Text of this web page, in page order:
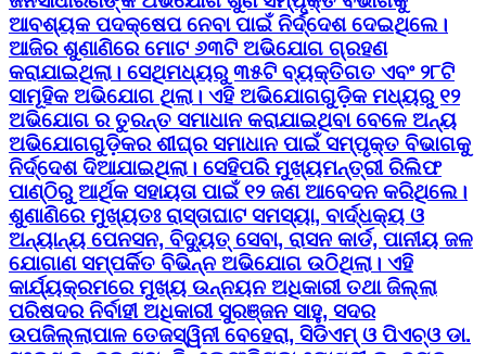
ଆବଶ୍ୟକ ପଦକ୍ଷେପ ନେବା ପାଇଁ ନିର୍ଦ୍ଦେଶ ଦେଇଥିଲେ।
ଆଜିର ଶୁଣାଣିରେ ମୋଟ ୬୩ଟି ଅଭିଯୋଗ ଗ୍ରହଣ
କରାଯାଇଥିଲା। ସେଥିମଧ୍ୟରୁ ୩୫ଟି ବ୍ୟକ୍ତିଗତ ଏବଂ ୨୮ଟି
ସାମୂହିକ ଅଭିଯୋଗ ଥିଲା। ଏହି ଅଭିଯୋଗଗୁଡ଼ିକ ମଧ୍ୟରୁ ୧୨
ଅଭିଯୋଗ ର ତୁରନ୍ତ ସମାଧାନ କରାଯାଇଥିବା ବେଳେ ଅନ୍ୟ
ଅଭିଯୋଗଗୁଡ଼ିକର ଶୀଘ୍ର ସମାଧାନ ପାଇଁ ସମ୍ପୃକ୍ତ ବିଭାଗକୁ
ନିର୍ଦ୍ଦେଶ ଦିଆଯାଇଥିଲା। ସେହିପରି ମୁଖ୍ୟମନ୍ତ୍ରୀ ରିଲିଫ
ପାଣ୍ଠିରୁ ଆର୍ଥିକ ସହାୟତା ପାଇଁ ୧୨ ଜଣ ଆବେଦନ କରିଥିଲେ।
ଶୁଣାଣିରେ ମୁଖ୍ୟତଃ ରାସ୍ତାଘାଟ ସମସ୍ୟା, ବାର୍ଦ୍ଧକ୍ୟ ଓ
ଅନ୍ୟାନ୍ୟ ପେନସନ, ବିଦ୍ୟୁତ୍ ସେବା, ରାସନ କାର୍ଡ, ପାନୀୟ ଜଳ
ଯୋଗାଣ ସମ୍ପର୍କିତ ବିଭିନ୍ନ ଅଭିଯୋଗ ଉଠିଥିଲା। ଏହି
କାର୍ଯ୍ୟକ୍ରମରେ ମୁଖ୍ୟ ଉନ୍ନୟନ ଅଧିକାରୀ ତଥା ଜିଲ୍ଲା
ପରିଷଦର ନିର୍ବାହୀ ଅଧିକାରୀ ସୁରଞ୍ଜନ ସାହୁ, ସଦର
ଉପଜିଲ୍ଲାପାଳ ତେଜସ୍ୱିନୀ ବେହେରା, ସିଡିଏମ୍ ଓ ପିଏଚ୍‌ଓ ଡା.